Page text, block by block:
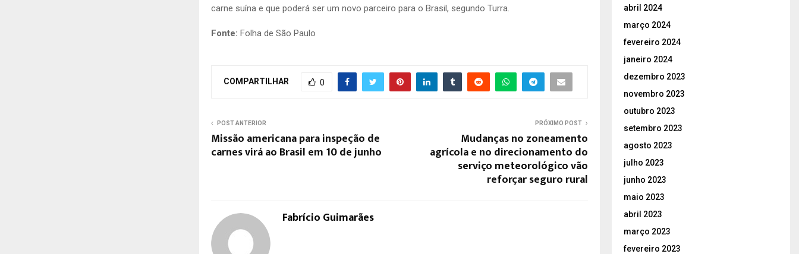
carne suína e que poderá ser um novo parceiro para o Brasil, segundo Turra.
Fonte: Folha de São Paulo
COMPARTILHAR 0
POST ANTERIOR
Missão americana para inspeção de
carnes virá ao Brasil em 10 de junho
PRÓXIMO POST
Mudanças no zoneamento
agrícola e no direcionamento do
serviço meteorológico vão
reforçar seguro rural
Fabrício Guimarães
abril 2024
março 2024
fevereiro 2024
janeiro 2024
dezembro 2023
novembro 2023
outubro 2023
setembro 2023
agosto 2023
julho 2023
junho 2023
maio 2023
abril 2023
março 2023
fevereiro 2023